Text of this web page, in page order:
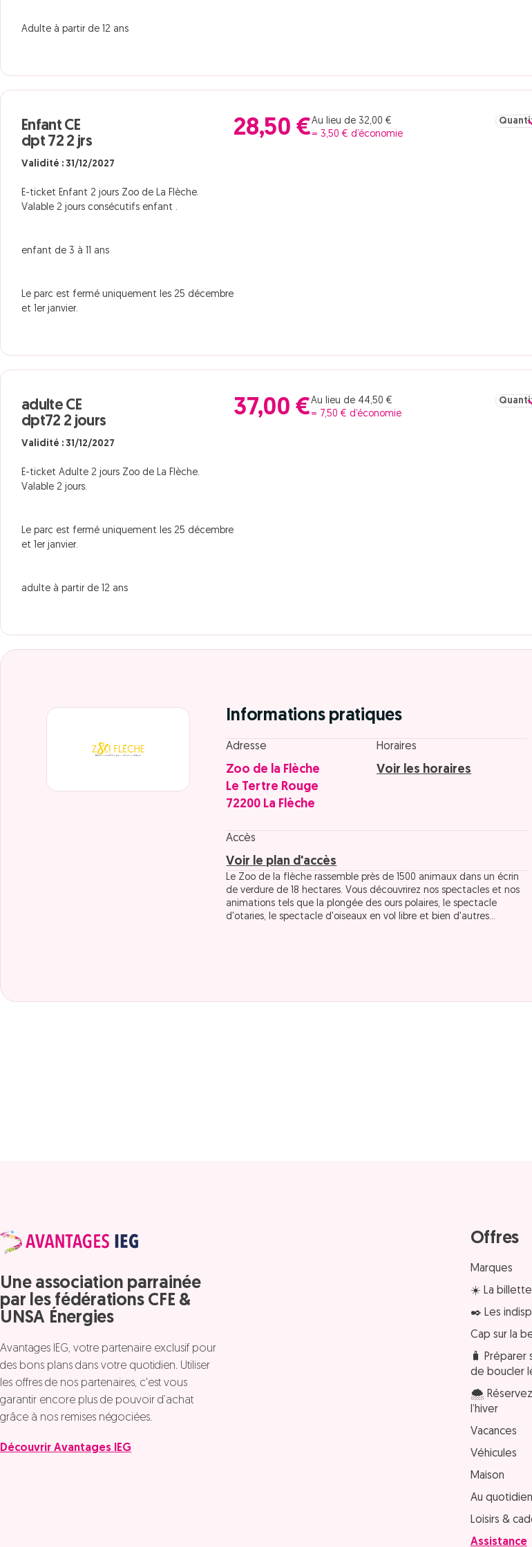
Adulte à partir de 12 ans
Enfant CE
dpt 72 2 jrs
Validité : 31/12/2027
E-ticket Enfant 2 jours Zoo de La Flèche.
Valable 2 jours consécutifs enfant .
enfant de 3 à 11 ans
Le parc est fermé uniquement les 25 décembre
et 1er janvier.
28,50 €Au lieu de 32,00 €
= 3,50 € d’économie
adulte CE
dpt72 2 jours
Validité : 31/12/2027
E-ticket Adulte 2 jours Zoo de La Flèche.
Valable 2 jours.
Le parc est fermé uniquement les 25 décembre
et 1er janvier.
adulte à partir de 12 ans
37,00 €Au lieu de 44,50 €
= 7,50 € d’économie
Informations pratiques
Adresse
Zoo de la Flèche
Le Tertre Rouge
72200 La Flèche
Horaires
Voir les horaires
Accès
Voir le plan d'accès
Le Zoo de la flèche rassemble près de 1500 animaux dans un écrin
de verdure de 18 hectares. Vous découvrirez nos spectacles et nos
animations tels que la plongée des ours polaires, le spectacle
d'otaries, le spectacle d'oiseaux en vol libre et bien d'autres...
Une association parrainée
par les fédérations CFE &
UNSA Énergies
Avantages IEG, votre partenaire exclusif pour
des bons plans dans votre quotidien. Utiliser
les offres de nos partenaires, c'est vous
garantir encore plus de pouvoir d’achat
grâce à nos remises négociées.
Découvrir Avantages IEG
Offres
Marques
☀️ La
✒️ Les
Cap sur la
🧳 Préparer
de boucler
🌨️
l’hiver
Vacances
Véhicules
Maison
Au quotidien
Loisirs &
Assistance